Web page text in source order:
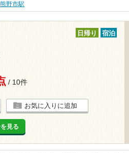
熊野市駅
日帰り 宿泊
/ 10件
お気に入りに追加
見る